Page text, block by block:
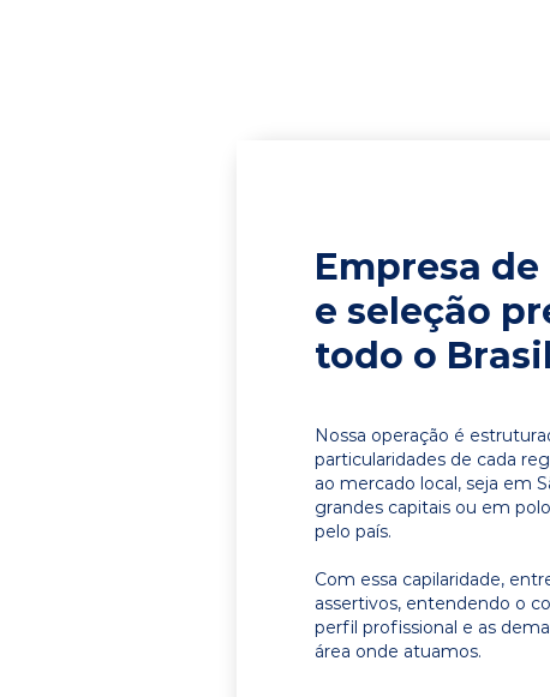
Empresa
e seleção
todo o Brasil
Nossa operação é
particularidades de cada
ao mercado local, seja em
grandes capitais ou em
pelo país.
Com essa capilaridade,
assertivos, entendendo o
perfil profissional e as
área onde atuamos.